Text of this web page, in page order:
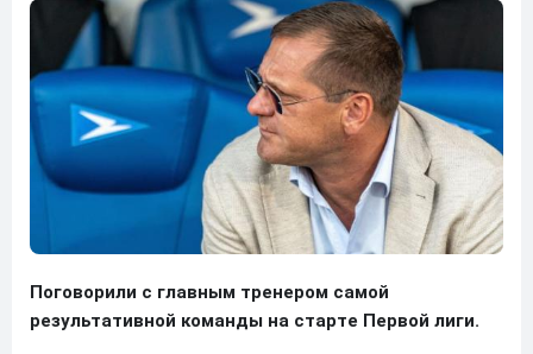
Поговорили с главным тренером самой
результативной команды на старте Первой лиги.